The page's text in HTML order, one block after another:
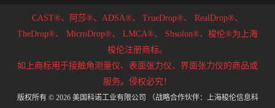
CAST®、阿莎®、ADSA®、 TrueDrop®、
RealDrop®、
TheDrop®、
MicroDrop®、 LMCA®、
Shsolon®、梭伦®为上海
梭伦注册商标。
如上商标用于接触角测量仪、表面张力仪、界面张力仪的商品或
服务。侵权必究！
版权所有 © 2026 美国科诺工业有限公司 （战略合作伙伴：上海梭伦信息科